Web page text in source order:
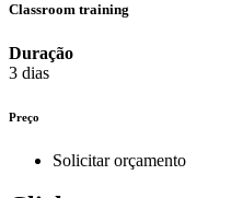
Classroom training
Duração
3 dias
Preço
Solicitar orçamento